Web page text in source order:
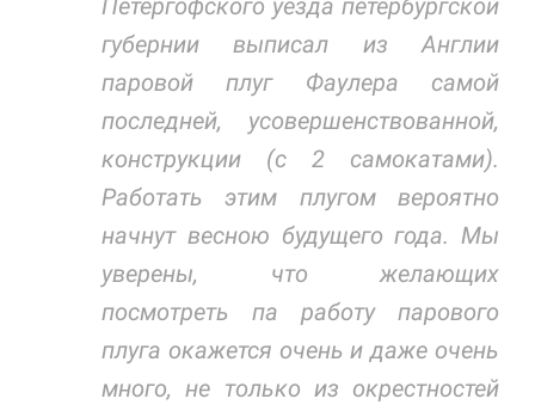
Петергофского уезда петербургской
губернии выписал из Англии
паровой плуг Фаулера самой
последней, усовершенствованной,
конструкции (с 2 самокатами).
Работать этим плугом вероятно
начнут весною будущего года. Мы
уверены, что желающих
посмотреть па работу парового
плуга окажется очень и даже очень
много, не только из окрестностей
сайта, вы повышаете
вероятность того, что
будете получать
персонализированный
контент и
предложения.